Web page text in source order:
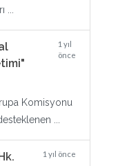
1 yıl
önce
Komisyonu
...
1 yıl önce